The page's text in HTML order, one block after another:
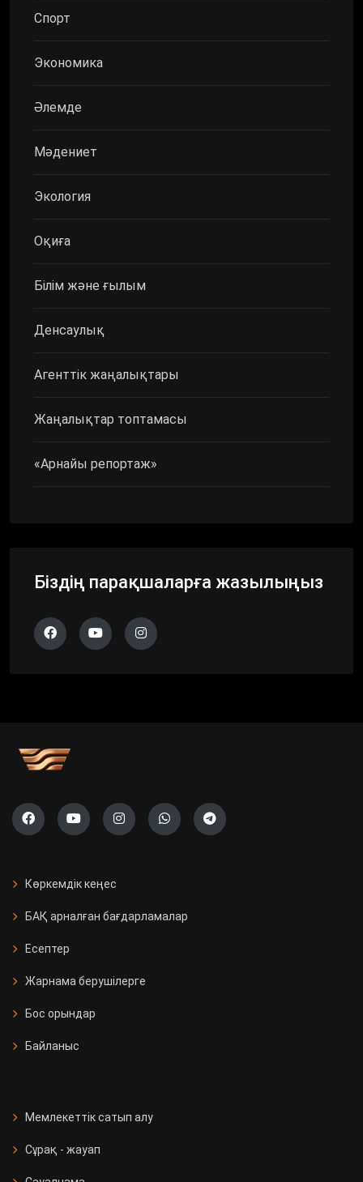
Спорт
Экономика
Әлемде
Мәдениет
Экология
Оқиға
Білім және ғылым
Денсаулық
Агенттік жаңалықтары
Жаңалықтар топтамасы
«Арнайы репортаж»
Біздің парақшаларға жазылыңыз
Көркемдік кеңес
БАҚ арналған бағдарламалар
Есептер
Жарнама берушілерге
Бос орындар
Байланыс
Мемлекеттік сатып алу
Сұрақ - жауап